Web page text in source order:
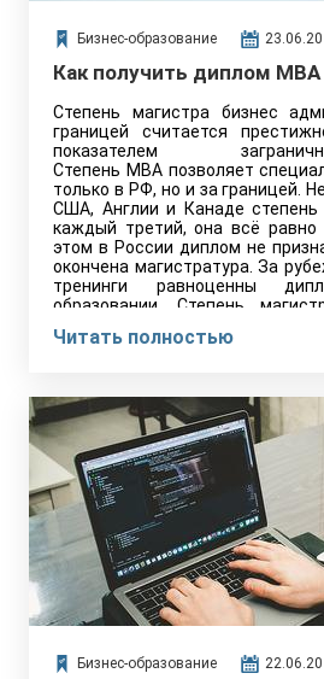
Бизнес-образование 23.06.20
Как получить диплом
Степень магистра бизнес
границей считается
показателем
Степень MBA позволяет
только в РФ, но и за границей.
США, Англии и Канаде степень
каждый третий, она всё
этом в России диплом не
окончена магистратура. За
тренинги равноценны
образовании. Степень
высшее образование
Читать полностью
Бизнес-образование 22.06.20